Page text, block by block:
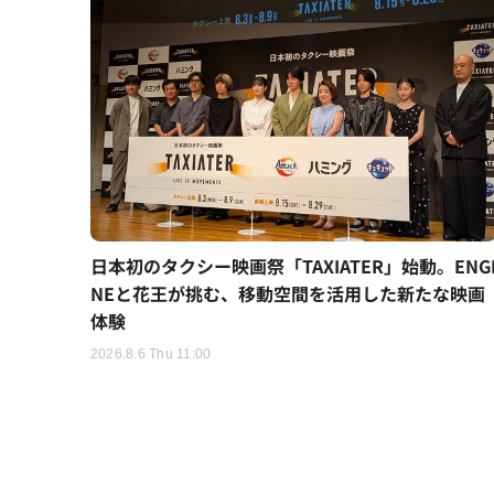
日本初のタクシー映画祭「TAXIATER」始動。
NEと花王が挑む、移動空間を活用した新たな映画
体験
2026.8.6 Thu 11:00